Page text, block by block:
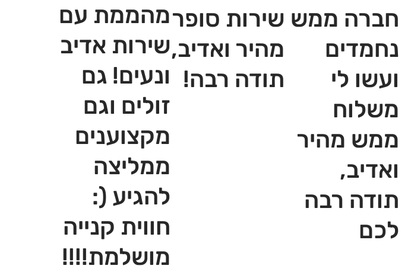
מהממת עם
שירות אדיב
ונעים! גם
זולים וגם
מקצוענים
ממליצה
להגיע (:
חווית קנייה
מושלמת!!!!
שירות סופר
מהיר ואדיב,
תודה רבה!
חברה ממש
נחמדים
ועשו לי
משלוח
ממש מהיר
ואדיב,
תודה רבה
לכם